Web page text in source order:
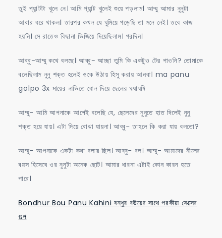
তুই প্যান্টটা খূলে নে। আমি প্যান্ট খুলেই শুয়ে পড়লাম। আম্মু আমার নুনুটা
আবার ধরে থাকল। তারপর কখন যে ঘুমিয়ে পড়েছি তা মনে নেই। তবে কাজ
হয়নি। সে রাতেও বিছানা ভিজিয়ে দিয়েছিলাম। পরদিন।
আব্বু-আম্মু কথে বলছে। আব্বু- আচ্ছা তুমি কি একটুও টের পাওনি? তোমাকে
বলেছিলাম নুনু শক্ত হলেই ওকে উঠায় হিসু করায় আনবা। ma panu
golpo 3x মায়ের নাভিতে ধোন দিয়ে ছেলের ঘষাঘষি
আম্মু- আমি আপনাকে আগেই বলেছি যে, ছেলেদের নুনুতে হাত দিলেই নুনু
শক্ত হয়ে যায়। এটা দিয়ে বোঝা যায়না। আব্বু- তাহলে কি করা যায় বলতো?
আম্মু- আপনাকে একটা কথা বলার ছিল। আব্বু- বল। আম্মু- আমাদের নীলের
বয়স হিসেবে ওর নুনুটা অনেক ছোট। আমার ধারনা এটাই কোন কারন হতে
পারে।
Bondhur Bou Panu Kahini বন্ধুর বউয়ের সাথে পরকীয়া সেক্সের
গল্প